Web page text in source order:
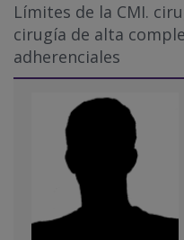
Límites de la CMI.
cirugía de alta
adherenciales